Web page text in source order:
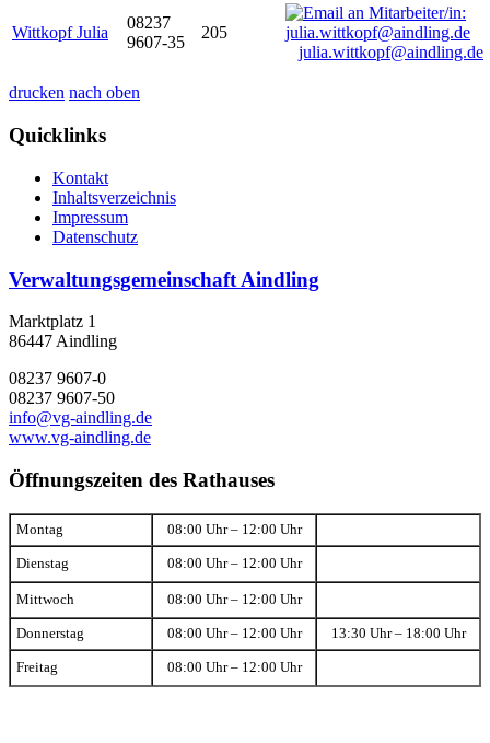
Wittkopf Julia
08237
9607-35
205
julia.wittkopf@aindling.de
drucken nach oben
Quicklinks
Kontakt
Inhaltsverzeichnis
Impressum
Datenschutz
Verwaltungsgemeinschaft Aindling
Marktplatz 1
86447 Aindling
08237 9607-0
08237 9607-50
info@vg-aindling.de
www.vg-aindling.de
Öffnungszeiten des Rathauses
Montag 08:00 Uhr – 12:00 Uhr
Dienstag 08:00 Uhr – 12:00 Uhr
Mittwoch 08:00 Uhr – 12:00 Uhr
Donnerstag 08:00 Uhr – 12:00 Uhr 13:30 Uhr – 18:00 Uhr
Freitag 08:00 Uhr – 12:00 Uhr